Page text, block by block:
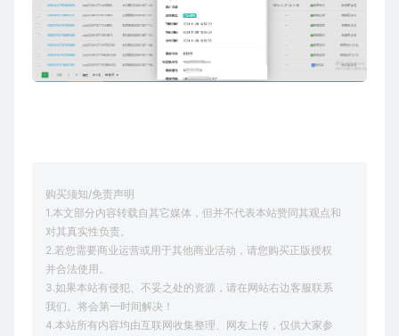
购买须知/免责声明
1.本文部分内容转载自其它媒体，但并不代表本站赞同其观点和
对其真实性负责。
2.若您需要商业运营或用于其他商业活动，请您购买正版授权
并合法使用。
3.如果本站有侵犯、不妥之处的资源，请在网站右边客服联系
我们。将会第一时间解决！
4.本站所有内容均由互联网收集整理、网友上传，仅供大家参